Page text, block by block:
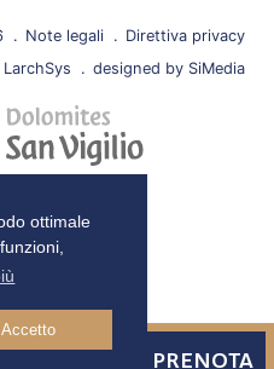
ottimale
Accetto
PRENOTA
Note legali
Direttiva privacy
designed by SiMedia